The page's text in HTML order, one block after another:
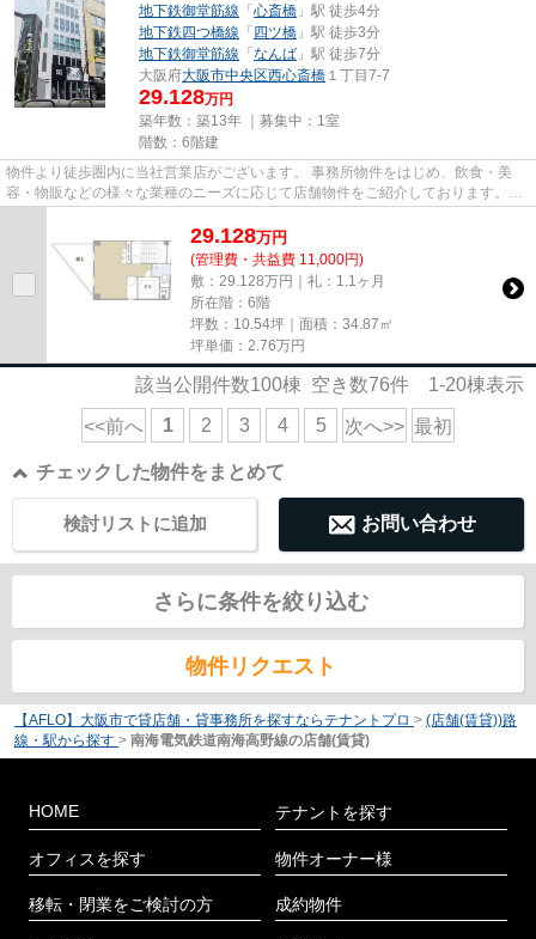
地下鉄御堂筋線 「心斎橋 」駅 徒歩4分
地下鉄四つ橋線 「四ツ橋 」駅 徒歩3分
地下鉄御堂筋線 「なんば 」駅 徒歩7分
大阪府大阪市中央区西心斎橋 １丁目7-7
29.128万円
築年数：築13年 ｜募集中： 1室
階数：6階建
物件より徒歩圏内に当社営業店がございます。 事務所物件をはじめ、飲食・美
容・物販などの様々な業種のニーズに応じて店舗物件をご紹介しております。
尚、弊社ではおとり広告は一切...
29.128万円
(管理費・共益費 11,000円)
敷：29.128万円｜礼：1.1ヶ月
所在階：6階
坪数：10.54坪｜面積：34.87㎡
坪単価： 2.76万円
該当公開件数100棟 空き数76件 1-20棟表示
<<前へ 1 2 3 4 5 次へ>> 最初
チェックした物件をまとめて
お問い合わせ
検討リストに追加
さらに条件を絞り込む
物件リクエスト
【AFLO】大阪市で貸店舗・貸事務所を探すならテナントプロ > (店舗(賃貸))路
線・駅から探す > 南海電気鉄道南海高野線の店舗(賃貸)
HOME
オフィスを探す
移転・閉業をご検討の方
テナントを探す
物件オーナー様
成約物件